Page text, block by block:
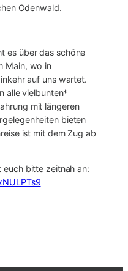
Odenwald.
es über das schöne
Main, wo in
auf uns wartet.
alle vielbunten*
mit längeren
bieten
ist mit dem Zug ab
euch bitte zeitnah an: